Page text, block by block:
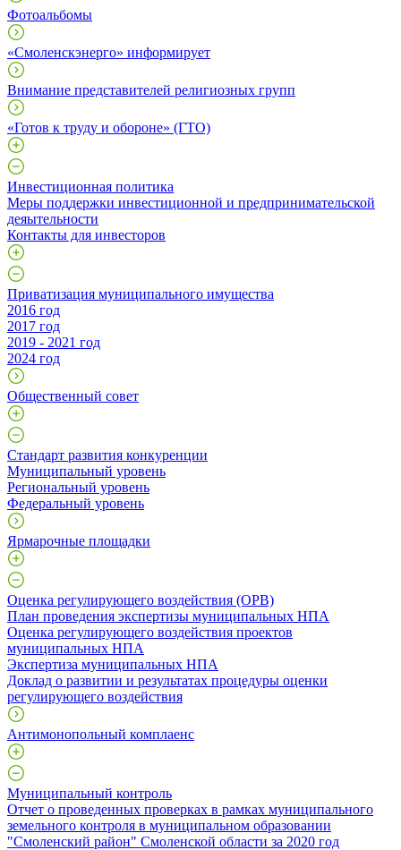
Фотоальбомы
«Смоленскэнерго» информирует
Внимание представителей религиозных групп
«Готов к труду и обороне» (ГТО)
Инвестиционная политика
Меры поддержки инвестиционной и предпринимательской
деяытельности
Контакты для инвесторов
Приватизация муниципального имущества
2016 год
2017 год
2019 - 2021 год
2024 год
Общественный совет
Стандарт развития конкуренции
Муниципальный уровень
Региональный уровень
Федеральный уровень
Ярмарочные площадки
Оценка регулирующего воздействия (ОРВ)
План проведения экспертизы муниципальных НПА
Оценка регулирующего воздействия проектов
муниципальных НПА
Экспертиза муниципальных НПА
Доклад о развитии и результатах процедуры оценки
регулирующего воздействия
Антимонопольный комплаенс
Муниципальный контроль
Отчет о проведенных проверках в рамках муниципального
земельного контроля в муниципальном образовании
"Смоленский район" Смоленской области за 2020 год